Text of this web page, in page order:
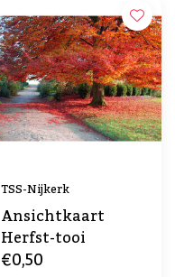
TSS-Nijkerk
Ansichtkaart
Herfst-tooi
€0,50